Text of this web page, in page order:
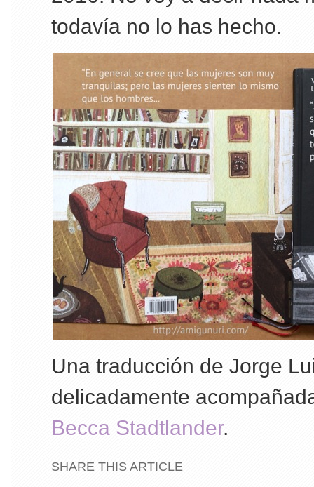
todavía no lo has hecho.
Una traducción de Jorge
delicadamente
Becca Stadtlander.
SHARE THIS ARTICLE